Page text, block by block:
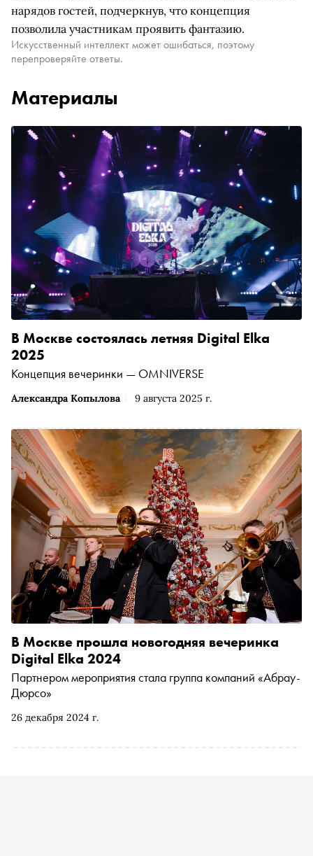
нарядов гостей, подчеркнув, что концепция
позволила участникам проявить фантазию.
Искусственный интеллект может ошибаться, поэтому
перепроверяйте ответы.
Материалы
Александра Копылова 9 августа 2025 г.
В Москве состоялась летняя Digital Elka
2025
Концепция вечеринки — OMNIVERSE
26 декабря 2024 г.
В Москве прошла новогодняя вечеринка
Digital Elka 2024
Партнером мероприятия стала группа компаний «Абрау-
Дюрсо»